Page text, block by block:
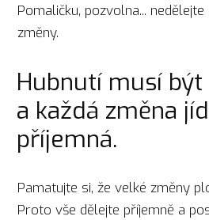
Pomaličku, pozvolna...
změny.
Hubnutí musí
a každá změna
příjemná.
Pamatujte si, že velké změny
Proto vše dělejte příjemně a